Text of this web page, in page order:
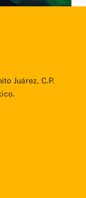
Juárez, C.P.